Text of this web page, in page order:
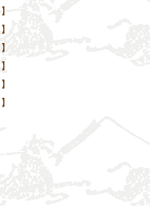
】
】
】
】
】
】